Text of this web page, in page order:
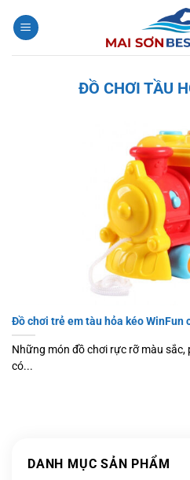
qua
ĐỒ CHƠI TẦU
Đồ chơi trẻ em tàu hỏa kéo WinFun
Những món đồ chơi rực rỡ màu
có...
DANH MỤC SẢN PHẨM